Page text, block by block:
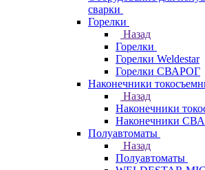
сварки
Горелки
Назад
Горелки
Горелки Weldestar
Горелки СВАРОГ
Наконечники
Назад
Наконечники
Наконечники
Полуавтоматы
Назад
Полуавтоматы